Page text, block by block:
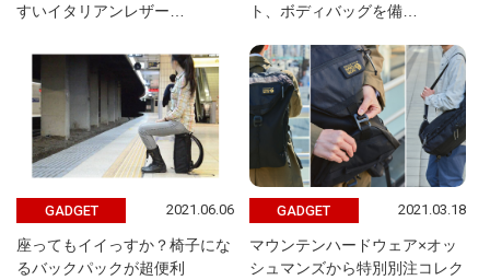
すいイタリアンレザー…
ト、ボディバッグを備…
GADGET 2021.06.06
座ってもイイっすか？椅子にな
るバックパックが超便利
GADGET 2021.03.18
マウンテンハードウェア×オッ
シュマンズから特別別注コレク